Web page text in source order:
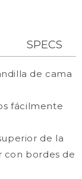
SPECS
de cama
fácilmente
de la
con bordes de